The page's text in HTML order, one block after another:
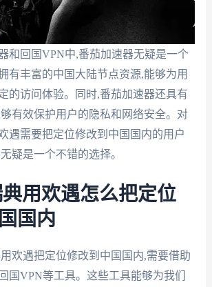
和回国VPN中,番茄加速器无疑是一个
有丰富的中国大陆节点资源,能够为用
的访问体验。同时,番茄加速器还具有
有效保护用户的隐私和网络安全。对
遇需要把定位修改到中国国内的用户
疑是一个不错的选择。
用欢遇怎么把定位
国内
欢遇把定位修改到中国国内,需要借助
国VPN等工具。这些工具能够为我们